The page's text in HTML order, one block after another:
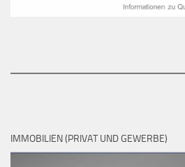
IMMOBILIEN (PRIVAT UND GEWERBE)